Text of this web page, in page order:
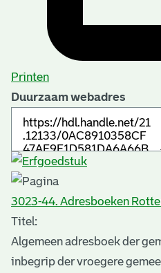
Printen
Duurzaam webadres
3023-44. Adresboeken
Titel:
Algemeen adresboek der
inbegrip der vroegere